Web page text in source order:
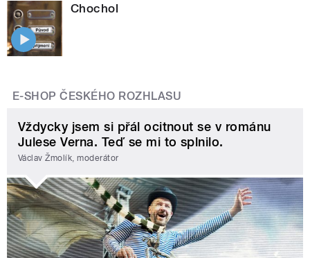
Chochol
E-SHOP ČESKÉHO ROZHLASU
Vždycky jsem si přál ocitnout se v románu
Julese Verna. Teď se mi to splnilo.
Václav Žmolík, moderátor